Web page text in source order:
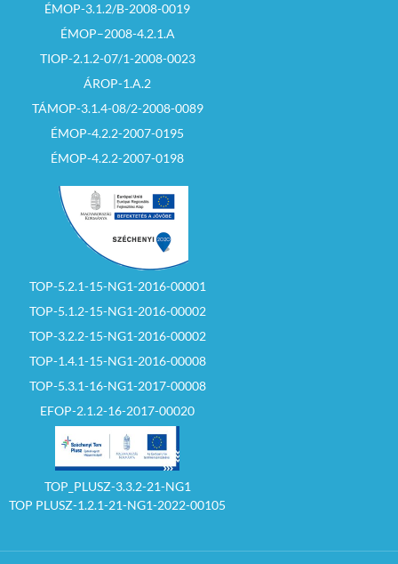
ÉMOP-3.1.2/B-2008-0019
ÉMOP–2008-4.2.1.A
TIOP-2.1.2-07/1-2008-0023
ÁROP-1.A.2
TÁMOP-3.1.4-08/2-2008-0089
ÉMOP-4.2.2-2007-0195
ÉMOP-4.2.2-2007-0198
TOP-5.2.1-15-NG1-2016-00001
TOP-5.1.2-15-NG1-2016-00002
TOP-3.2.2-15-NG1-2016-00002
TOP-1.4.1-15-NG1-2016-00008
TOP-5.3.1-16-NG1-2017-00008
EFOP-2.1.2-16-2017-00020
TOP_PLUSZ-3.3.2-21-NG1
TOP PLUSZ-1.2.1-21-NG1-2022-00105